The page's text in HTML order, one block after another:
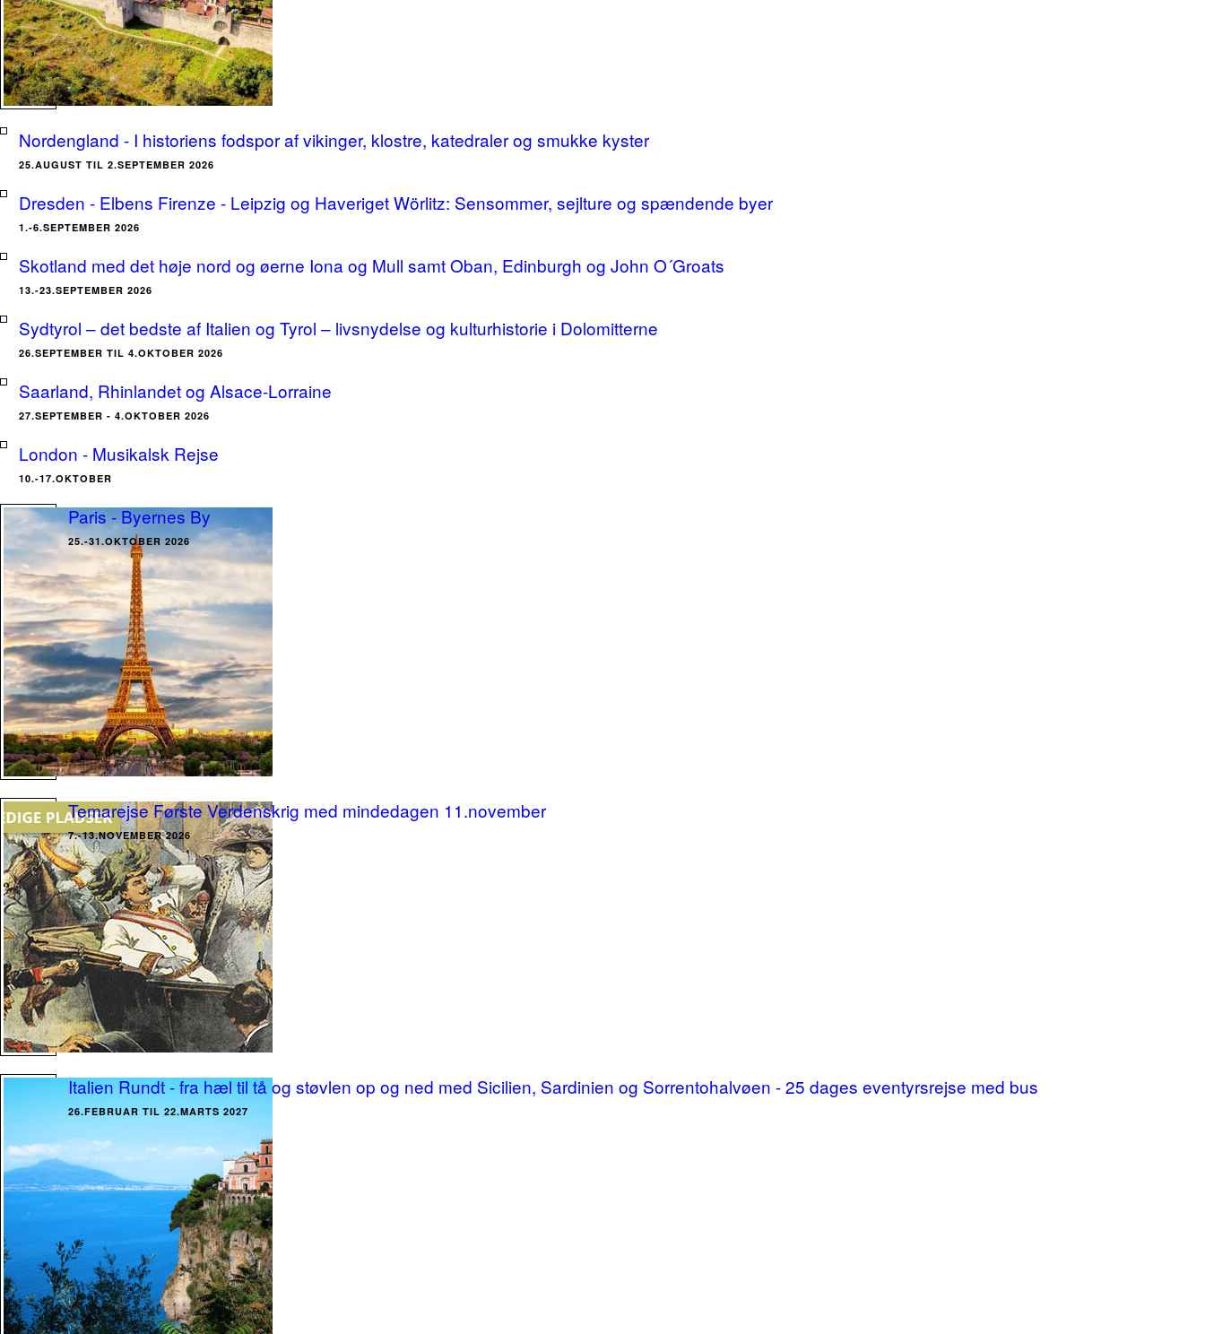
Nordengland - I historiens fodspor af vikinger, klostre, katedraler og smukke kyster
25.AUGUST TIL 2.SEPTEMBER 2026
Dresden - Elbens Firenze - Leipzig og Haveriget Wörlitz: Sensommer, sejlture og spændende byer
1.-6.SEPTEMBER 2026
Skotland med det høje nord og øerne Iona og Mull samt Oban, Edinburgh og John O´Groats
13.-23.SEPTEMBER 2026
Sydtyrol – det bedste af Italien og Tyrol – livsnydelse og kulturhistorie i Dolomitterne
26.SEPTEMBER TIL 4.OKTOBER 2026
Saarland, Rhinlandet og Alsace-Lorraine
27.SEPTEMBER - 4.OKTOBER 2026
London - Musikalsk Rejse
10.-17.OKTOBER
Paris - Byernes By
25.-31.OKTOBER 2026
Temarejse Første Verdenskrig med mindedagen 11.november
7.-13.NOVEMBER 2026
Italien Rundt - fra hæl til tå og støvlen op og ned med Sicilien, Sardinien og Sorrentohalvøen - 25 dages eventyrsrejse med bus
26.FEBRUAR TIL 22.MARTS 2027